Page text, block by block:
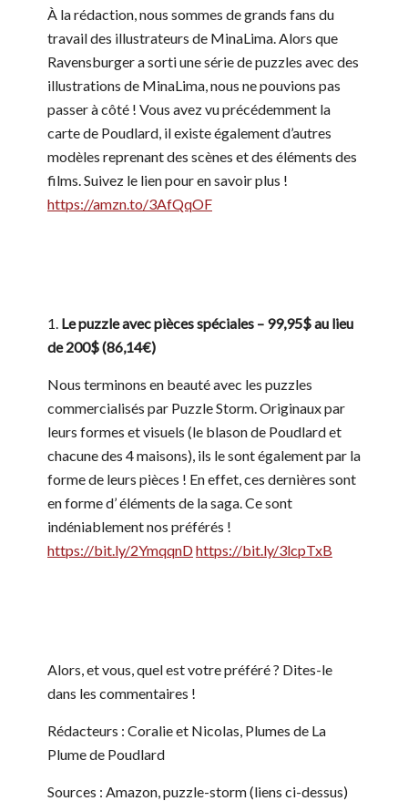
À la rédaction, nous sommes de grands fans du
travail des illustrateurs de MinaLima. Alors que
Ravensburger a sorti une série de puzzles avec des
illustrations de MinaLima, nous ne pouvions pas
passer à côté ! Vous avez vu précédemment la
carte de Poudlard, il existe également d’autres
modèles reprenant des scènes et des éléments des
films. Suivez le lien pour en savoir plus !
https://amzn.to/3AfQqOF
Le puzzle avec pièces spéciales – 99,95$ au lieu
de 200$ (86,14€)
Nous terminons en beauté avec les puzzles
commercialisés par Puzzle Storm. Originaux par
leurs formes et visuels (le blason de Poudlard et
chacune des 4 maisons), ils le sont également par la
forme de leurs pièces ! En effet, ces dernières sont
en forme d’ éléments de la saga. Ce sont
indéniablement nos préférés !
https://bit.ly/2YmqqnDhttps://bit.ly/3lcpTxB
Alors, et vous, quel est votre préféré ? Dites-le
dans les commentaires !
Rédacteurs : Coralie et Nicolas, Plumes de La
Plume de Poudlard
Sources : Amazon, puzzle-storm (liens ci-dessus)